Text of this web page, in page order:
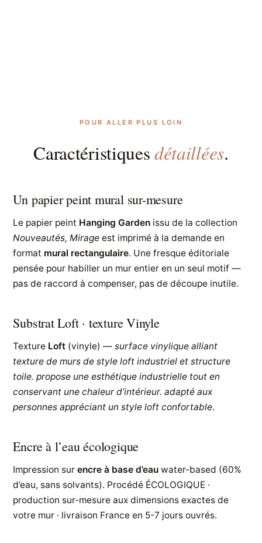
POUR ALLER PLUS LOIN
Caractéristiquesdétaillées.
Un papier peint mural sur-mesure
Le papier peint Hanging Garden issu de la collection
Nouveautés, Mirage est imprimé à la demande en
format mural rectangulaire. Une fresque éditoriale
pensée pour habiller un mur entier en un seul motif —
pas de raccord à compenser, pas de découpe inutile.
Substrat Loft · texture Vinyle
Texture Loft (vinyle) —surface vinylique alliant
texture de murs de style loft industriel et structure
toile. propose une esthétique industrielle tout en
conservant une chaleur d’intérieur. adapté aux
personnes appréciant un style loft confortable.
Encre à l’eau écologique
Impression surencre à base d’eau water-based (60%
d’eau, sans solvants). Procédé ÉCOLOGIQUE ·
production sur-mesure aux dimensions exactes de
votre mur · livraison France en 5-7 jours ouvrés.